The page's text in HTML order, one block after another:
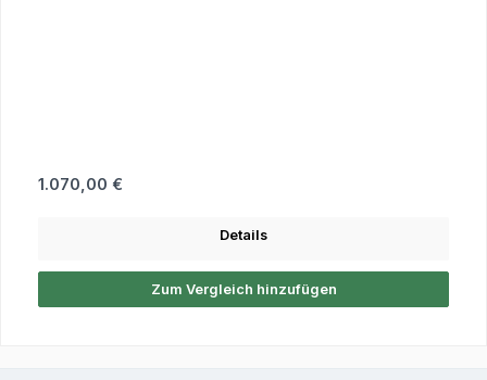
Regulärer Preis:
1.070,00 €
Details
Zum Vergleich hinzufügen